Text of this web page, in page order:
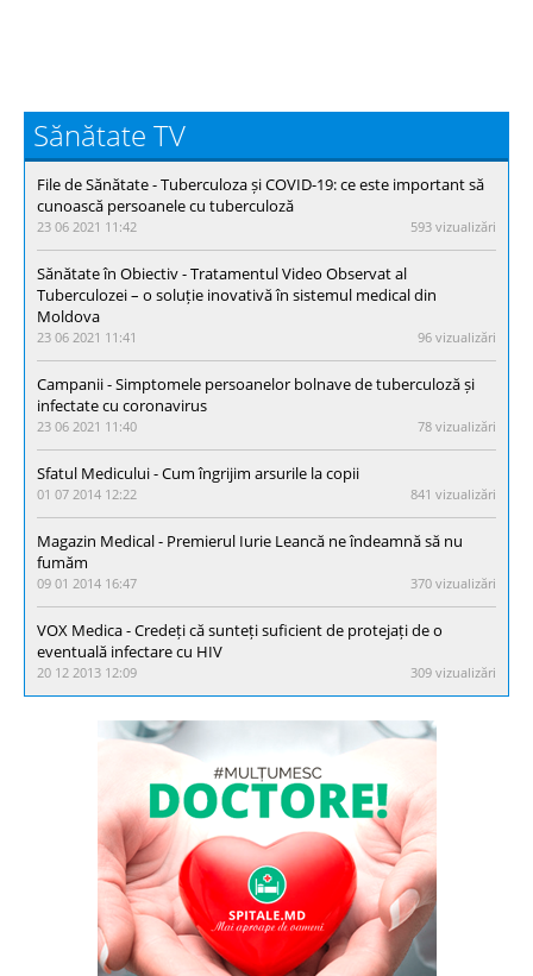
Sănătate TV
File de Sănătate - Тuberculoza și COVID-19: ce este important să
cunoască persoanele cu tuberculoză
23 06 2021 11:42 593 vizualizări
Sănătate în Obiectiv - Tratamentul Video Observat al
Tuberculozei – o soluție inovativă în sistemul medical din
Moldova
23 06 2021 11:41 96 vizualizări
Campanii - Simptomele persoanelor bolnave de tuberculoză și
infectate cu coronavirus
23 06 2021 11:40 78 vizualizări
Sfatul Medicului - Cum îngrijim arsurile la copii
01 07 2014 12:22 841 vizualizări
Magazin Medical - Premierul Iurie Leancă ne îndeamnă să nu
fumăm
09 01 2014 16:47 370 vizualizări
VOX Medica - Credeți că sunteți suficient de protejați de o
eventuală infectare cu HIV
20 12 2013 12:09 309 vizualizări